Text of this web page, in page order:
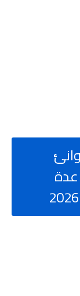
عدة